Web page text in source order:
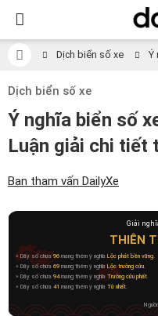
Dịch biển số xe Ý
Dịch biển số xe
Ý nghĩa biển số
Luận giải chi tiết
Ban tham vấn DailyXe
Giải
THIÊN
» Dãy số chứa96 mang thêm ý nghĩa Lộc phát bền vững.
» Dãy số chứa 69 mang thêm ý nghĩaLộc trường cửu.
» Dãy số chứa 94mang thêm ý nghĩaTrường cửu phất.
» Dãy số chứa 41 mang thêm ý nghĩa Tử nhất.